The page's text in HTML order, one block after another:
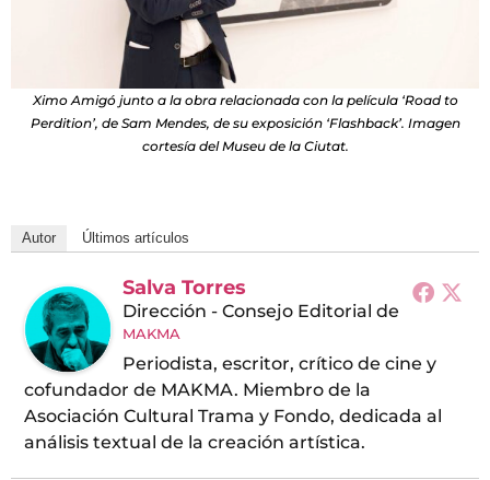
Ximo Amigó junto a la obra relacionada con la película ‘Road to
Perdition’, de Sam Mendes, de su exposición ‘Flashback’. Imagen
cortesía del Museu de la Ciutat.
Autor Últimos artículos
Salva Torres
Dirección - Consejo Editorial de
MAKMA
Periodista, escritor, crítico de cine y
cofundador de MAKMA. Miembro de la
Asociación Cultural Trama y Fondo, dedicada al
análisis textual de la creación artística.